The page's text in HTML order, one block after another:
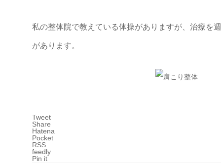
私の整体院で教えている体操がありますが、治療を
があります。
Tweet
Share
Hatena
Pocket
RSS
feedly
Pin it